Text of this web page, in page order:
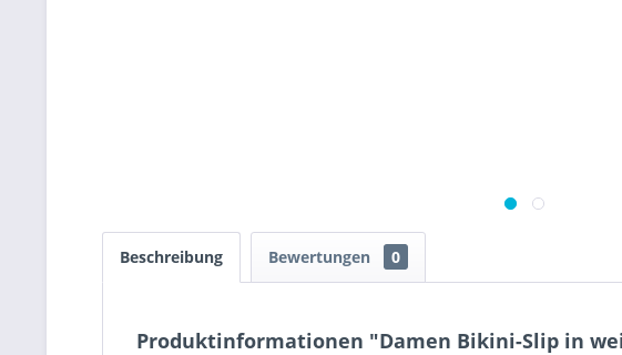
Beschreibung Bewertungen 0
Produktinformationen "Damen Bikini-Slip in